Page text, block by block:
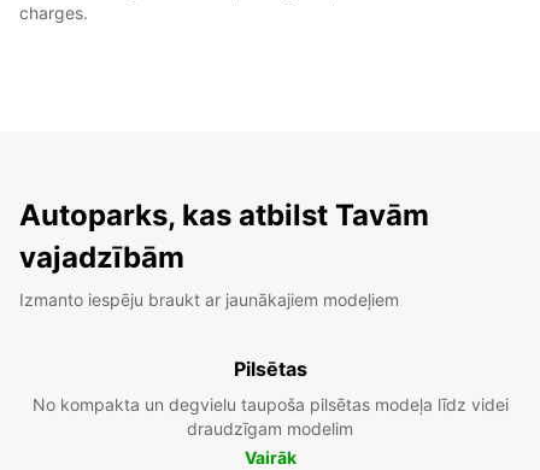
charges.
Autoparks, kas atbilst Tavām
vajadzībām
Izmanto iespēju braukt ar jaunākajiem modeļiem
Pilsētas
No kompakta un degvielu taupoša pilsētas modeļa līdz videi
draudzīgam modelim
Vairāk